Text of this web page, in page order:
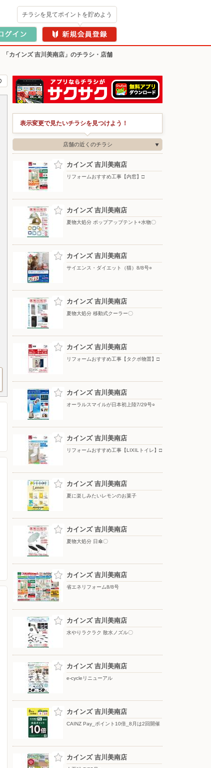
チラシを見てポイントを貯めよう
「カインズ 吉川美南店」のチラシ・店舗
夏物大処分 ポップアップテント
+水物〇
表示変更で見たいチラシを見つけよう！
店舗の近くのチラシ
カインズ 吉川美南店
リフォームおすすめ工事【内窓】□
カインズ 吉川美南店
夏物大処分 ポップアップテント+水物〇
カインズ 吉川美南店
サイエンス・ダイエット（猫）8/8号○
カインズ 吉川美南店
夏物大処分 移動式クーラー〇
カインズ 吉川美南店
リフォームおすすめ工事【タクボ物置】□
カインズ 吉川美南店
オーラルスマイルが日本初上陸7/29号○
カインズ 吉川美南店
リフォームおすすめ工事【LIXILトイレ】□
カインズ 吉川美南店
夏に楽しみたいレモンのお菓子
カインズ 吉川美南店
夏物大処分 日傘〇
カインズ 吉川美南店
省エネリフォーム8/8号
カインズ 吉川美南店
水やりラクラク 散水ノズル〇
カインズ 吉川美南店
e-cycleリニューアル
カインズ 吉川美南店
CAINZ Pay_ポイント10倍_8月は2回開催
カインズ 吉川美南店